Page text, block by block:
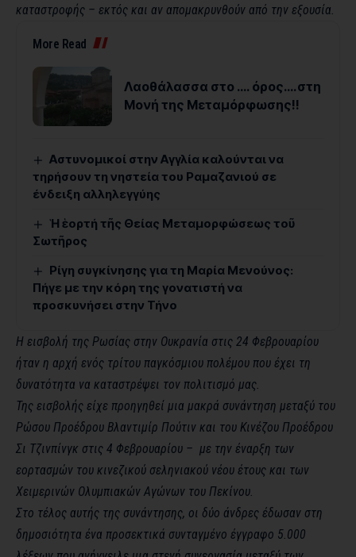
καταστροφής – εκτός και αν απομακρυνθούν από την εξουσία.
More Read
Λαοθάλασσα στο …. όρος….στη
Μονή της Μεταμόρφωσης!!
Αστυνομικοί στην Αγγλία καλούνται να
τηρήσουν τη νηστεία του Ραμαζανιού σε
ένδειξη αλληλεγγύης
Ἡ ἑορτή τῆς Θείας Μεταμορφώσεως τοῦ
Σωτῆρος
Ρίγη συγκίνησης για τη Μαρία Μενούνος:
Πήγε με την κόρη της γονατιστή να
προσκυνήσει στην Τήνο
Η εισβολή της Ρωσίας στην Ουκρανία στις 24 Φεβρουαρίου
ήταν η αρχή ενός τρίτου παγκόσμιου πολέμου που έχει τη
δυνατότητα να καταστρέψει τον πολιτισμό μας.
Της εισβολής είχε προηγηθεί μια μακρά συνάντηση μεταξύ του
Ρώσου Προέδρου Βλαντιμίρ Πούτιν και του Κινέζου Προέδρου
Σι Τζινπίνγκ στις 4 Φεβρουαρίου – με την έναρξη των
εορτασμών του κινεζικού σεληνιακού νέου έτους και των
Χειμερινών Ολυμπιακών Αγώνων του Πεκίνου.
Στο τέλος αυτής της συνάντησης, οι δύο άνδρες έδωσαν στη
δημοσιότητα ένα προσεκτικά συνταγμένο έγγραφο 5.000